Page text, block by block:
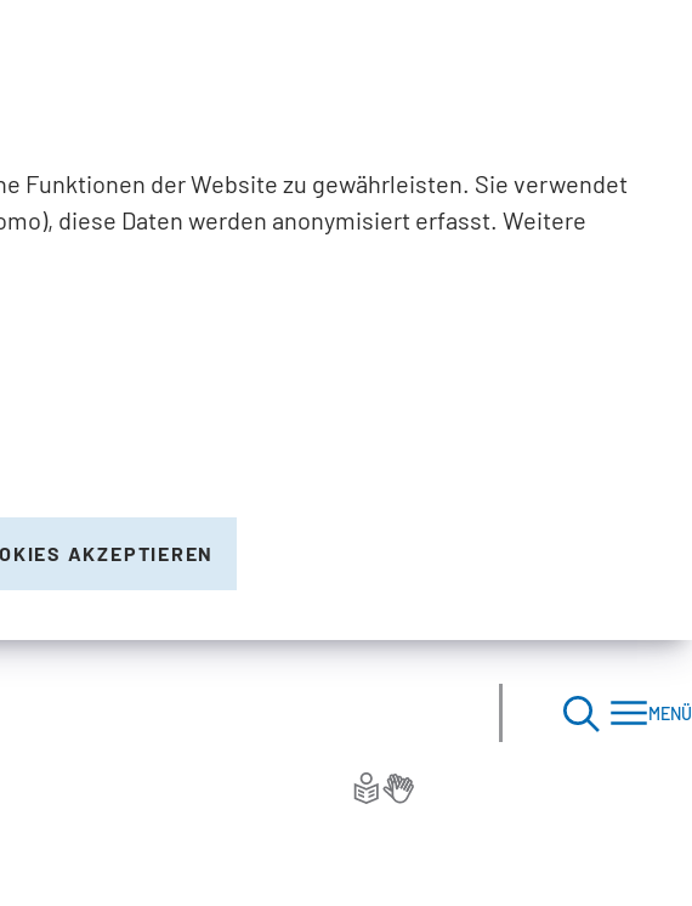
Funktionen der Website zu gewährleisten. Sie verwendet
diese Daten werden anonymisiert erfasst. Weitere
AKZEPTIEREN
MENÜ